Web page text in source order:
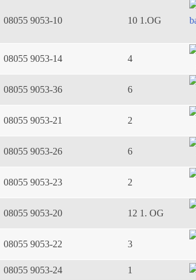
08055 9053-10
10 1.OG
08055 9053-14 4
08055 9053-36 6
08055 9053-21 2
08055 9053-26 6
08055 9053-23 2
08055 9053-20 12 1. OG
08055 9053-22 3
08055 9053-24 1